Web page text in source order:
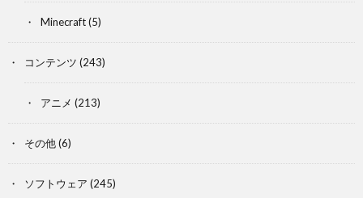
Minecraft(5)
コンテンツ (243)
アニメ (213)
その他(6)
ソフトウェア (245)